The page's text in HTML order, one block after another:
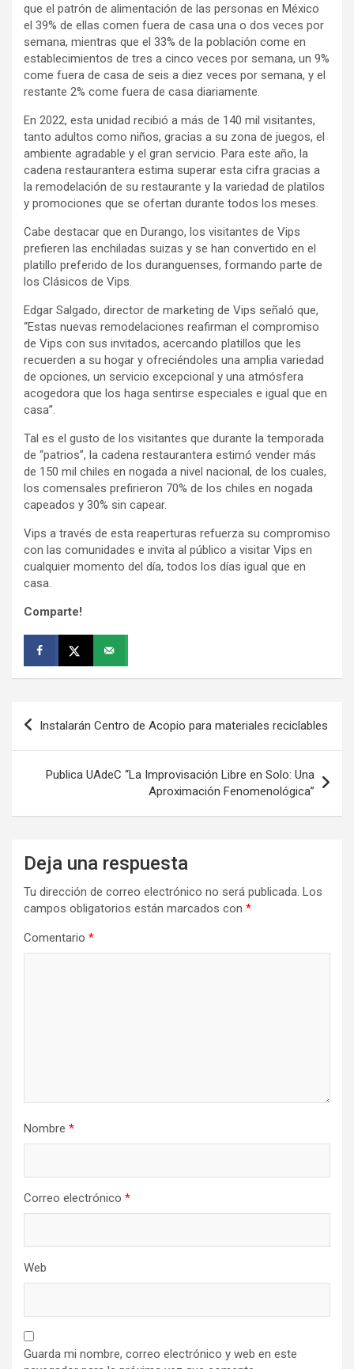
que el patrón de alimentación de las personas en México
el 39% de ellas comen fuera de casa una o dos veces por
semana, mientras que el 33% de la población come en
establecimientos de tres a cinco veces por semana, un 9%
come fuera de casa de seis a diez veces por semana, y el
restante 2% come fuera de casa diariamente.
En 2022, esta unidad recibió a más de 140 mil visitantes,
tanto adultos como niños, gracias a su zona de juegos, el
ambiente agradable y el gran servicio. Para este año, la
cadena restaurantera estima superar esta cifra gracias a
la remodelación de su restaurante y la variedad de platilos
y promociones que se ofertan durante todos los meses.
Cabe destacar que en Durango, los visitantes de Vips
prefieren las enchiladas suizas y se han convertido en el
platillo preferido de los duranguenses, formando parte de
los Clásicos de Vips.
Edgar Salgado, director de marketing de Vips señaló que,
“Estas nuevas remodelaciones reafirman el compromiso
de Vips con sus invitados, acercando platillos que les
recuerden a su hogar y ofreciéndoles una amplia variedad
de opciones, un servicio excepcional y una atmósfera
acogedora que los haga sentirse especiales e igual que en
casa”.
Tal es el gusto de los visitantes que durante la temporada
de “patrios”, la cadena restaurantera estimó vender más
de 150 mil chiles en nogada a nivel nacional, de los cuales,
los comensales prefirieron 70% de los chiles en nogada
capeados y 30% sin capear.
Vips a través de esta reaperturas refuerza su compromiso
con las comunidades e invita al público a visitar Vips en
cualquier momento del día, todos los días igual que en
casa.
Comparte!
Navegación
Instalarán Centro de Acopio para materiales reciclables
Publica UAdeC “La Improvisación Libre en Solo: Una
Aproximación Fenomenológica”
Deja una respuesta
Tu dirección de correo electrónico no será publicada. Los
campos obligatorios están marcados con *
Comentario *
Nombre *
Correo electrónico *
Web
Guarda mi nombre, correo electrónico y web en este